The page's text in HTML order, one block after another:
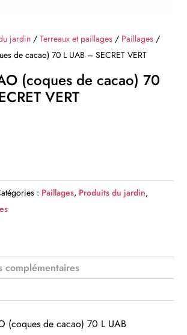
jardin /Terreaux et paillages / Paillages /
de cacao) 70 L UAB – SECRET VERT
(coques de cacao) 70
VERT
: Paillages, Produits du jardin,
complémentaires
(coques de cacao) 70 L UAB